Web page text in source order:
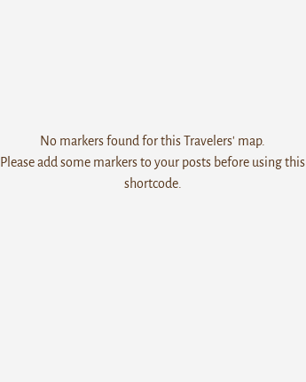
No markers found for this Travelers' map.
Please add some markers to your posts before using this
shortcode.